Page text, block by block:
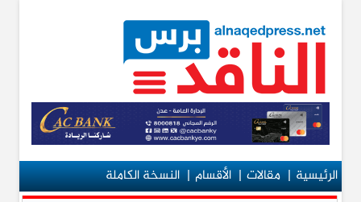
الرئيسية|مقالات|الأقسام|النسخة الكاملة